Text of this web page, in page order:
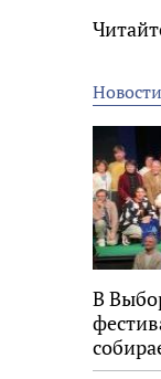
Новости
В